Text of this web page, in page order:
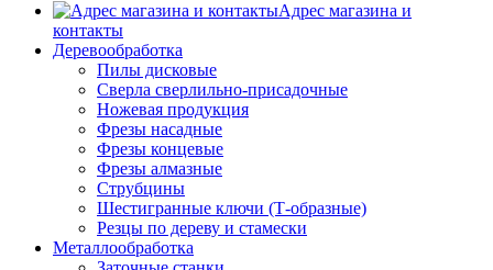
Адрес магазина и
контакты
Деревообработка
Пилы дисковые
Сверла сверлильно-присадочные
Ножевая продукция
Фрезы насадные
Фрезы концевые
Фрезы алмазные
Струбцины
Шестигранные ключи (Т-образные)
Резцы по дереву и стамески
Металлообработка